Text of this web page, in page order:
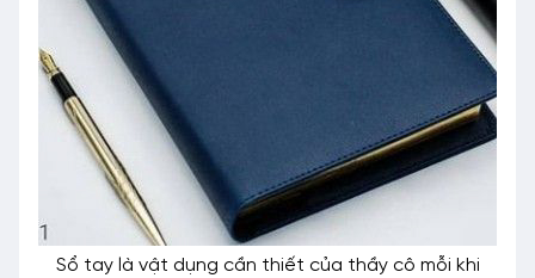
Sổ tay là vật dụng cần thiết của thầy cô mỗi khi